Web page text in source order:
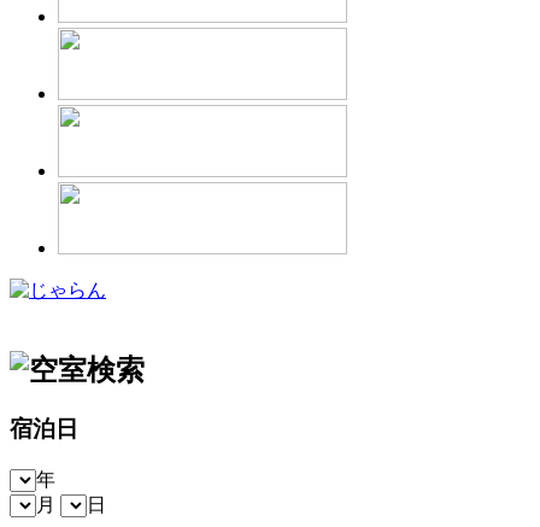
宿泊日
年
月
日